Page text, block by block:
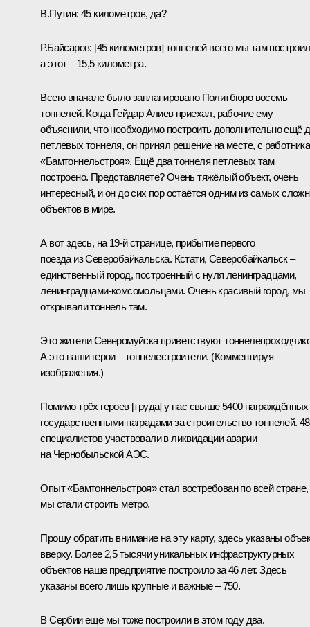
В.Путин: 45 километров, да?
Р.Байсаров: [45 километров] тоннелей всего мы там
а этот – 15,5 километра.
Всего вначале было запланировано Политбюро восемь
тоннелей. Когда Гейдар Алиев приехал, рабочие ему
объяснили, что необходимо построить дополнительно ещё
петлевых тоннеля, он принял решение на месте, с
«Бамтоннельстроя». Ещё два тоннеля петлевых там
построено. Представляете? Очень тяжёлый объект, очень
интересный, и он до сих пор остаётся одним из самых
объектов в мире.
А вот здесь, на 19-й странице, прибытие первого
поезда из Северобайкальска. Кстати, Северобайкальск –
единственный город, построенный с нуля ленинградцами,
ленинградцами-комсомольцами. Очень красивый город, мы
открывали тоннель там.
Это жители Северомуйска приветствуют
А это наши герои – тоннелестроители. (Комментируя
изображения.)
Помимо трёх героев [труда] у нас свыше 5400 награждённых
государственными наградами за строительство тоннелей. 48
специалистов участвовали в ликвидации аварии
на Чернобыльской АЭС.
Опыт «Бамтоннельстроя» стал востребован по всей стране,
мы стали строить метро.
Прошу обратить внимание на эту карту, здесь указаны
вверху. Более 2,5 тысячи уникальных инфраструктурных
объектов наше предприятие построило за 46 лет. Здесь
указаны всего лишь крупные и важные – 750.
В Сербии ещё мы тоже построили в этом году два.